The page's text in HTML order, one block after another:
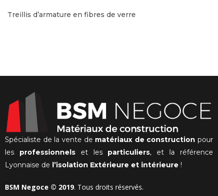
Treillis d’armature en fibres de verre
Spécialiste de la vente de matériaux de construction pour
les professionnelset les particuliers, et la référence
Lyonnaise de l’isolation Extérieure et intérieure !
BSM Negoce © 2019. Tous droits réservés.